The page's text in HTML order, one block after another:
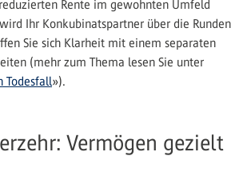
Rente im gewohnten Umfeld
Ihr Konkubinatspartner über die Runden
Sie sich Klarheit mit einem separaten
(mehr zum Thema lesen Sie unter
Todesfall»).
Vermögen gezielt